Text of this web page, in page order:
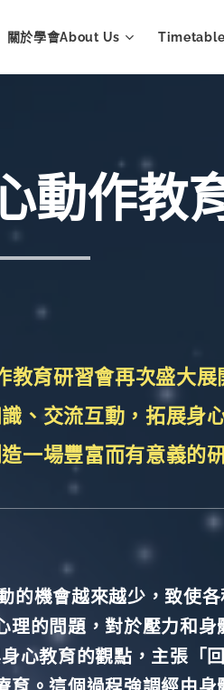
關於學會About Us Timetable
動作教
教育研習會再次盛大展
、交流互動，拓展身
一場豐富而有意義的
的機會越來越少，致使
的問題，對於壓力和
心教育的觀點，主張「